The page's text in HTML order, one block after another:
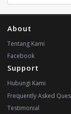
About
Tentang Kami
Facebook
Support
Hubungi Kami
Frequently Asked
Testimonial